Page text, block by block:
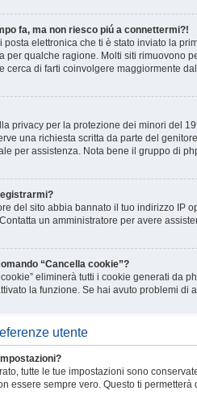
fa, ma non riesco piú a connettermi?!
posta elettronica che ti è stato inviato la
per qualche ragione. Molti siti rimuovono
cerca di farti coinvolgere maggiormente
privacy per la protezione dei minori del
una richiesta scritta da parte del
per assistenza. Nota bene il gruppo di
del sito abbia bannato il tuo indirizzo IP
un amministratore per avere
“Cancella cookie”?
eliminerà tutti i cookie generati da
la funzione. Se hai avuto problemi
utente
tutte le tue impostazioni sono
essere sempre vero. Questo ti